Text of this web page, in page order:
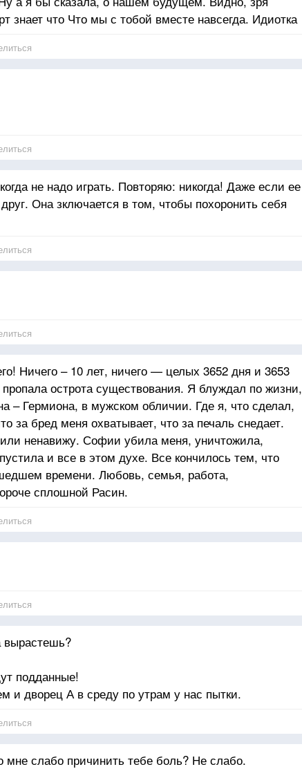
знает что Что мы с тобой вместе навсегда. Идиотка
не надо играть. Повторяю: никогда! Даже если ее
Она зключается в том, чтобы похоронить себя
Ничего – 10 лет, ничего — целых 3652 дня и 3653
острота существования. Я блуждал по жизни,
– Гермиона, в мужском обличии. Где я, что сделал,
за бред меня охватывает, что за печаль снедает.
ненавижу. Софии убила меня, уничтожила,
и все в этом духе. Все кончилось тем, что
времени. Любовь, семья, работа,
сплошной Расин.
подданные!
и дворец А в среду по утрам у нас пытки.
слабо причинить тебе боль? Не слабо.